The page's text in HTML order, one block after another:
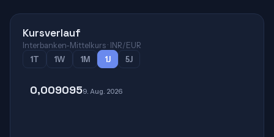
Kursverlauf
Interbanken-Mittelkurs · INR/EUR
1T
1W 1M 1J 5J
0,0090959. Aug. 2026